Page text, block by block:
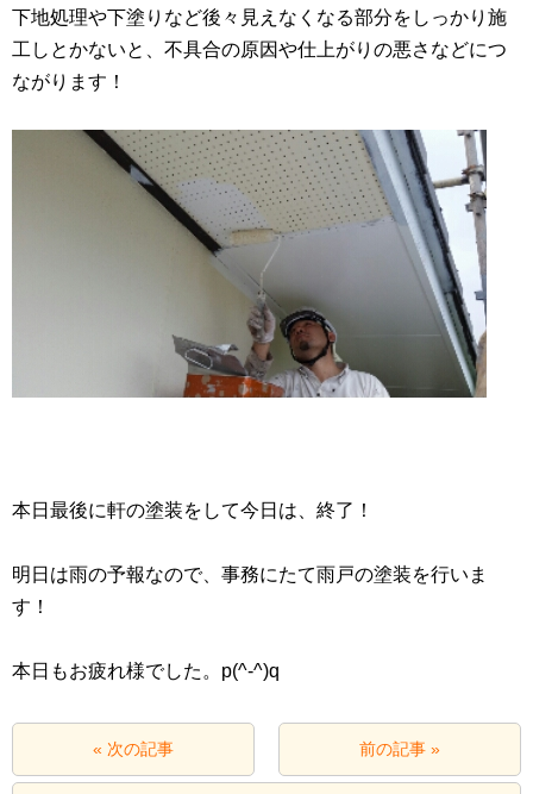
下地処理や下塗りなど後々見えなくなる部分をしっかり施
工しとかないと、不具合の原因や仕上がりの悪さなどにつ
ながります！
本日最後に軒の塗装をして今日は、終了！
明日は雨の予報なので、事務にたて雨戸の塗装を行いま
す！
本日もお疲れ様でした。p(^-^)q
« 次の記事 前の記事 »